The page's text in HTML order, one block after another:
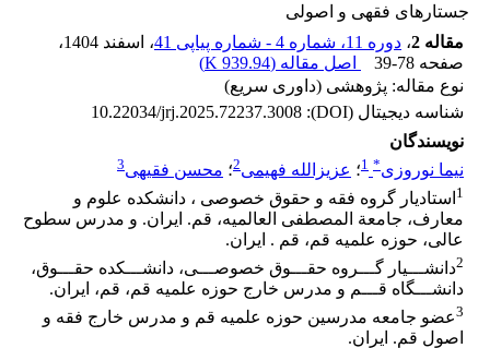
جستارهای فقهی و اصولی
مقاله 2
، دوره 11، شماره 4 - شماره پیاپی 41 ، اسفند 1404
،
صفحه 39-78 اصل مقاله (939.94 K
)
نوع مقاله: پژوهشی (داوری سریع)
شناسه دیجیتال (DOI):
10.22034/jrj.2025.72237.3008
نویسندگان
نیما نوروزی*
1؛ عزیزالله فهیمی2؛ محسن فقیهی3
1 استادیار گروه فقه و حقوق خصوصی ، دانشکده علوم و
معارف، جامعة المصطفی العالمیه، قم. ایران. و مدرس سطوح
عالی، حوزه علمیه قم، قم . ایران.
2دانشـــیار گـــروه حقـــوق خصوصـــی، دانشـــکده حقـــوق،
دانشـــگاه قـــم و مدرس خارج حوزه علمیه قم، قم، ایران.
3عضو جامعه مدرسین حوزه علمیه قم و مدرس خارج فقه و
اصول قم. ایران.